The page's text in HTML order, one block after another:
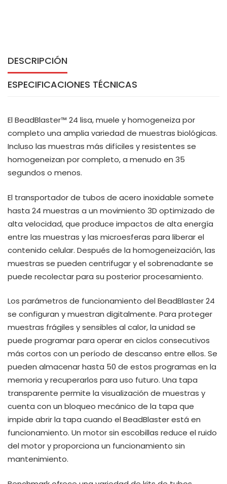
DESCRIPCIÓN
ESPECIFICACIONES TÉCNICAS
El BeadBlaster™ 24 lisa, muele y homogeneiza por
completo una amplia variedad de muestras biológicas.
Incluso las muestras más difíciles y resistentes se
homogeneizan por completo, a menudo en 35
segundos o menos.
El transportador de tubos de acero inoxidable somete
hasta 24 muestras a un movimiento 3D optimizado de
alta velocidad, que produce impactos de alta energía
entre las muestras y las microesferas para liberar el
contenido celular. Después de la homogeneización, las
muestras se pueden centrifugar y el sobrenadante se
puede recolectar para su posterior procesamiento.
Los parámetros de funcionamiento del BeadBlaster 24
se configuran y muestran digitalmente. Para proteger
muestras frágiles y sensibles al calor, la unidad se
puede programar para operar en ciclos consecutivos
más cortos con un período de descanso entre ellos. Se
pueden almacenar hasta 50 de estos programas en la
memoria y recuperarlos para uso futuro. Una tapa
transparente permite la visualización de muestras y
cuenta con un bloqueo mecánico de la tapa que
impide abrir la tapa cuando el BeadBlaster está en
funcionamiento. Un motor sin escobillas reduce el ruido
del motor y proporciona un funcionamiento sin
mantenimiento.